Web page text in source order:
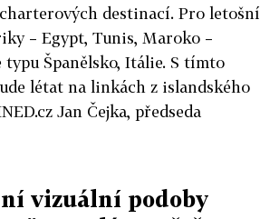
destinací. Pro letošní
– Egypt, Tunis, Maroko –
Španělsko, Itálie. S tímto
létat na linkách z islandského
Jan Čejka, předseda
vizuální podoby